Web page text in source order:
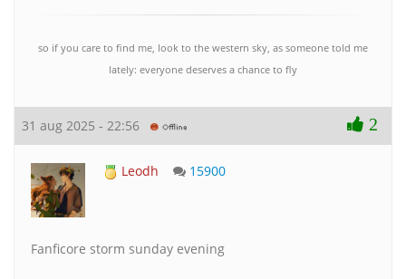
so if you care to find me, look to the western sky, as someone told me
lately: everyone deserves a chance to fly
31 aug 2025 - 22:56 2
Leodh 15900
Fanficore storm sunday evening